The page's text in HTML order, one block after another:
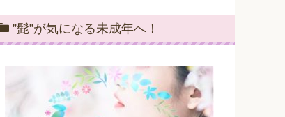
”髭”が気になる未成年へ！